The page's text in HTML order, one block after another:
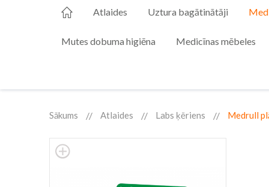
Atlaides Uztura bagātinātāji
Mutes dobuma higiēna Medicīnas mēbeles
Sākums Atlaides Labs ķēriens Medrull
Skip
to